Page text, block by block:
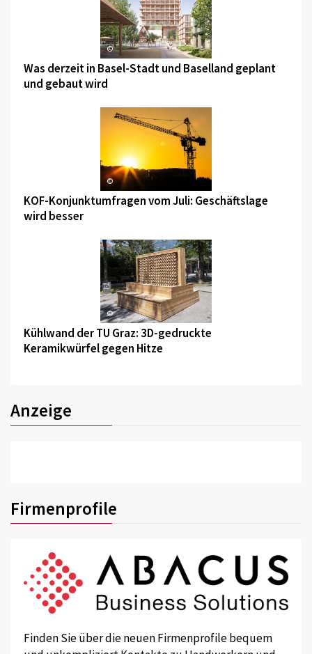
©
Was derzeit in Basel-Stadt und Baselland geplant
und gebaut wird
©
KOF-Konjunktumfragen vom Juli: Geschäftslage
wird besser
©
Kühlwand der TU Graz: 3D-gedruckte
Keramikwürfel gegen Hitze
Anzeige
Firmenprofile
Finden Sie über die neuen Firmenprofile bequem